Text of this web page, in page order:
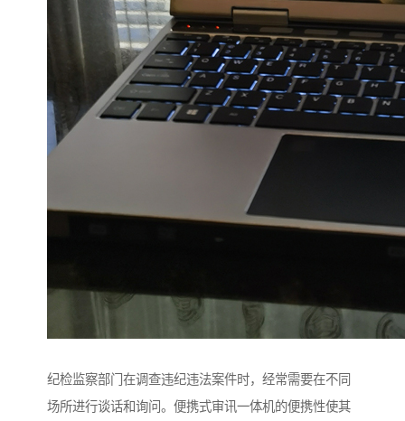
纪检监察部门在调查违纪违法案件时，经常需要在不同
场所进行谈话和询问。便携式审讯一体机的便携性使其